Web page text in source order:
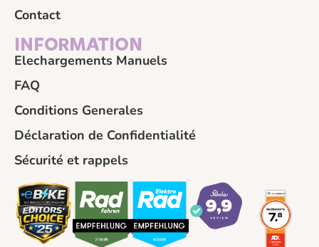
Contact
INFORMATION
Elechargements Manuels
FAQ
Conditions Generales
Déclaration de Confidentialité
Sécurité et rappels